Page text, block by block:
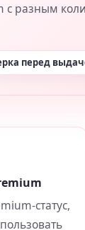
разным
перед
статус,